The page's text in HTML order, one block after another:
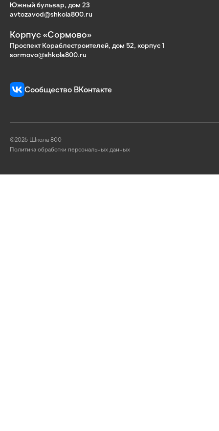
Южный бульвар, дом 23
avtozavod@shkola800.ru
Корпус «Сормово»
Проспект Кораблестроителей, дом 52, корпус 1
sormovo@shkola800.ru
Сообщество ВКонтакте
©2026 Школа 800
Политика обработки персональных данных